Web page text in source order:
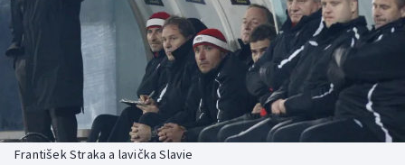
Americký fotbal
Baseball a softbal
Basketbal
Biatlon
NEPŘEHLÉDNĚTE
Soutěže
Historické návraty
Aplikace ČT sport
František Straka a lavička Slavie